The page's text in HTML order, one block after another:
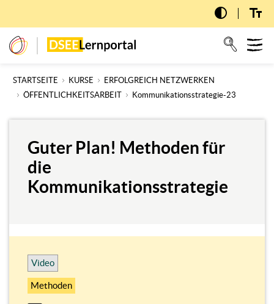
wechseln
dseelernportal
STARTSEITE KURSE
ERFOLGREICH NETZWERKEN
ÖFFENTLICHKEITSARBEIT
Kommunikationsstrategie-23
Guter Plan! Methoden für
die
Kommunikationsstrategie
Video
Methoden